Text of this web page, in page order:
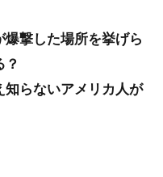
撃した場所を挙げら
らないアメリカ人が